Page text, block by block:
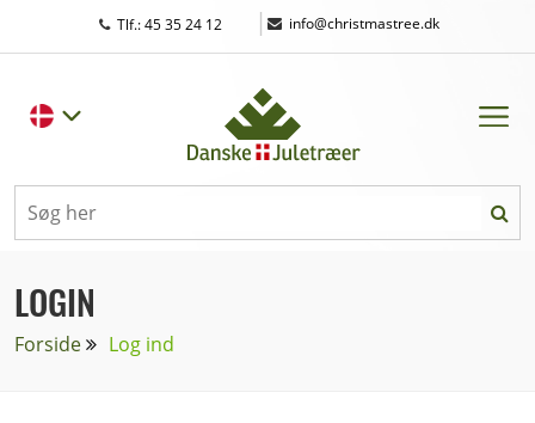
Tlf.: 45 35 24 12 | info@christmastree.dk
LOGIN
Forside Log ind